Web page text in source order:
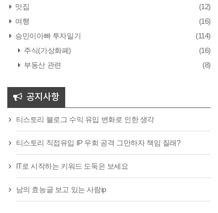
맛집
(12)
여행
(16)
승민이아빠 투자일기
(114)
주식(가상화폐)
(16)
부동산 관련
(8)
공지사항
티스토리 블로그 수익 유입 변화로 인한 생각
티스토리 직접유입 IP 우회 공격 그만하자 책임 질래?
IT로 시작하는 키워드 도둑은 보세요
남의 효능글 보고 있는 사람ip